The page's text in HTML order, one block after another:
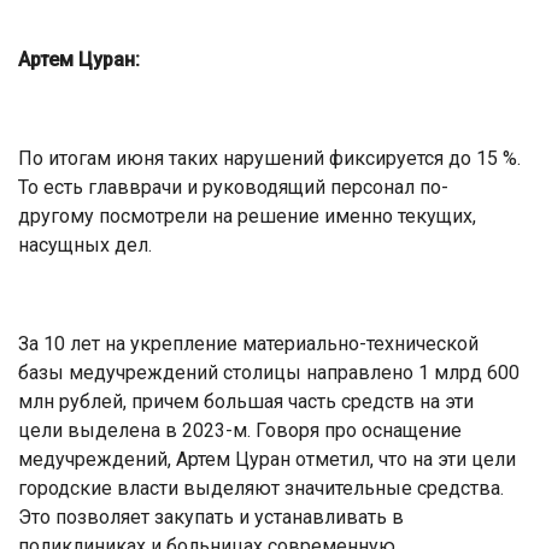
Артем Цуран:
По итогам июня таких нарушений фиксируется до 15 %.
То есть главврачи и руководящий персонал по-
другому посмотрели на решение именно текущих,
насущных дел.
За 10 лет на укрепление материально-технической
базы медучреждений столицы направлено 1 млрд 600
млн рублей, причем большая часть средств на эти
цели выделена в 2023-м. Говоря про оснащение
медучреждений, Артем Цуран отметил, что на эти цели
городские власти выделяют значительные средства.
Это позволяет закупать и устанавливать в